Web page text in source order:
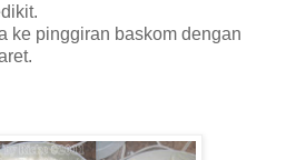
ke pinggiran baskom dengan